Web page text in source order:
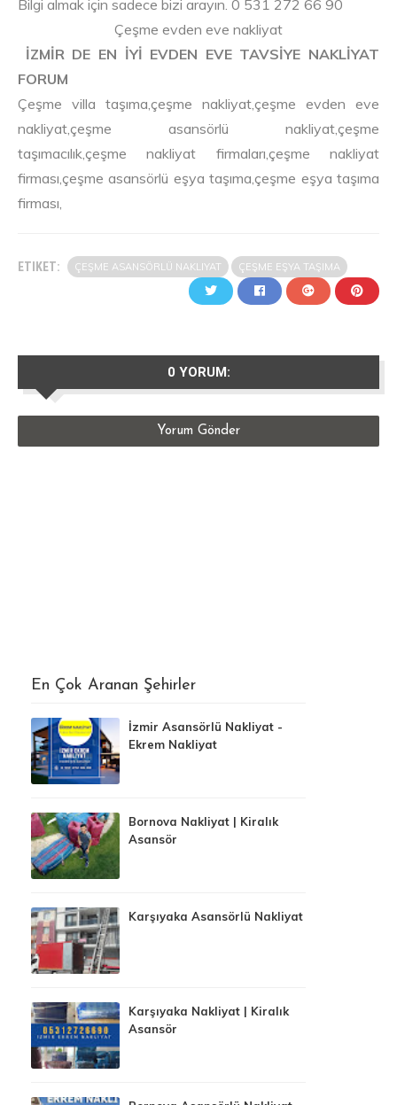
Bilgi almak için sadece bizi arayın. 0 531 272 66 90
Çeşme evden eve nakliyat
İZMİR DE EN İYİ EVDEN EVE TAVSİYE NAKLİYAT
FORUM
Çeşme villa taşıma,çeşme nakliyat,çeşme evden eve
nakliyat,çeşme asansörlü nakliyat,çeşme
taşımacılık,çeşme nakliyat firmaları,çeşme nakliyat
firması,çeşme asansörlü eşya taşıma,çeşme eşya taşıma
firması,
ETIKET: ÇEŞME ASANSÖRLÜ NAKLIYAT ÇEŞME EŞYA TAŞIMA
0 YORUM:
Yorum Gönder
En Çok Aranan Şehirler
İzmir Asansörlü Nakliyat -
Ekrem Nakliyat
Bornova Nakliyat | Kiralık
Asansör
Karşıyaka Asansörlü Nakliyat
Karşıyaka Nakliyat | Kiralık
Asansör